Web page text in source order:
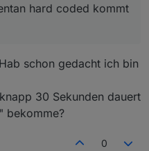
hard coded kommt
schon gedacht ich bin
30 Sekunden dauert
bekomme?
0